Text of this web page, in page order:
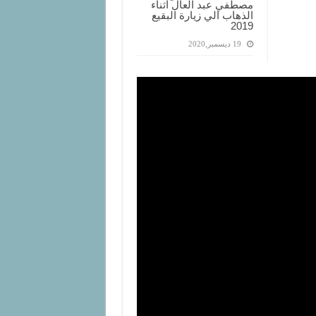
مصطفي عبد العال أثناء
الذهاب الي زيارة البقيع
2019
19 ديسمبر,2020